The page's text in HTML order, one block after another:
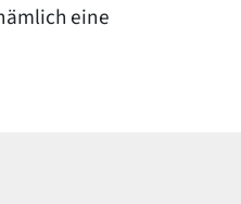
eine